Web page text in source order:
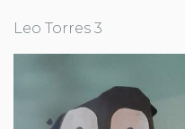
Leo Torres 3